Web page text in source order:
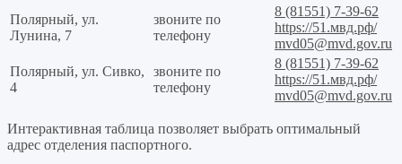
Полярный, ул.
Лунина, 7
звоните по
телефону
8 (81551) 7-39-62
https://51.мвд.рф/
mvd05@mvd.gov.ru
Полярный, ул. Сивко,
4
звоните по
телефону
8 (81551) 7-39-62
https://51.мвд.рф/
mvd05@mvd.gov.ru
Интерактивная таблица позволяет выбрать оптимальный
адрес отделения паспортного.